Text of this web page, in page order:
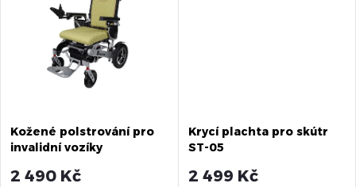
Kožené polstrování pro
invalidní vozíky
2 490 Kč
Krycí plachta pro skútr
ST-05
2 499 Kč